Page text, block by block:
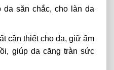
da săn chắc, cho làn da
cần thiết cho da, giữ ẩm
giúp da căng tràn sức